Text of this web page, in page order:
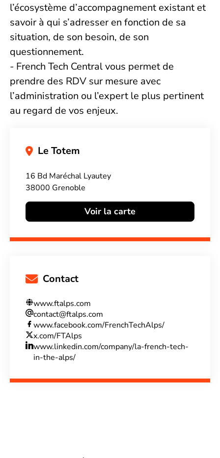
l’écosystème d’accompagnement existant et
savoir à qui s’adresser en fonction de sa
situation, de son besoin, de son
questionnement.
- French Tech Central vous permet de
prendre des RDV sur mesure avec
l’administration ou l’expert le plus pertinent
au regard de vos enjeux.
Le Totem
16 Bd Maréchal Lyautey
38000 Grenoble
Voir la carte
Contact
www.ftalps.com
contact@ftalps.com
www.facebook.com/FrenchTechAlps/
x.com/FTAlps
www.linkedin.com/company/la-french-tech-
in-the-alps/